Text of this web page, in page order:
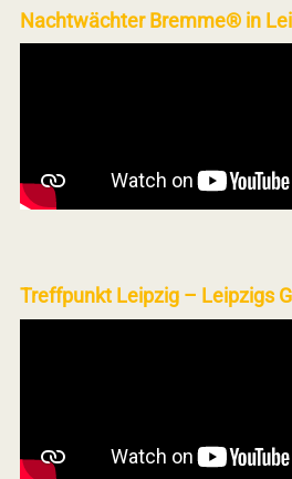
Nachtwächter Bremme® in
Treffpunkt Leipzig – Leipzigs